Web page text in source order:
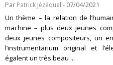
Par Patrick Jézéquel - 07/04/2021
Un thème – la relation de
machine – plus deux jeunes
deux jeunes compositeurs, un
l’instrumentarium original et
égalent un très beau ...